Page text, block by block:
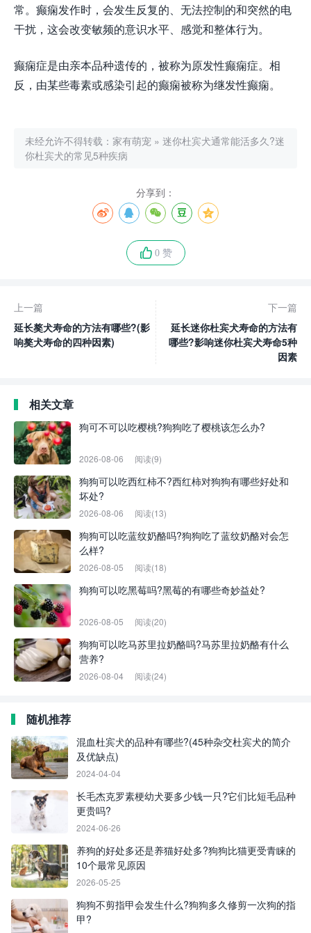
常。癫痫发作时，会发生反复的、无法控制的和突然的电
干扰，这会改变敏频的意识水平、感觉和整体行为。
癫痫症是由亲本品种遗传的，被称为原发性癫痫症。相
反，由某些毒素或感染引起的癫痫被称为继发性癫痫。
未经允许不得转载： 家有萌宠 » 迷你杜宾犬通常能活多久?迷
你杜宾犬的常见5种疾病
分享到：
0 赞
上一篇
延长獒犬寿命的方法有哪些?(影
响獒犬寿命的四种因素)
下一篇
延长迷你杜宾犬寿命的方法有
哪些?影响迷你杜宾犬寿命5种
因素
相关文章
狗可不可以吃樱桃?狗狗吃了樱桃该怎么办?
2026-08-06 阅读(9)
狗狗可以吃西红柿不?西红柿对狗狗有哪些好处和
坏处?
2026-08-06 阅读(13)
狗狗可以吃蓝纹奶酪吗?狗狗吃了蓝纹奶酪对会怎
么样?
2026-08-05 阅读(18)
狗狗可以吃黑莓吗?黑莓的有哪些奇妙益处?
2026-08-05 阅读(20)
狗狗可以吃马苏里拉奶酪吗?马苏里拉奶酪有什么
营养?
2026-08-04 阅读(24)
随机推荐
混血杜宾犬的品种有哪些?(45种杂交杜宾犬的简介
及优缺点)
2024-04-04
长毛杰克罗素梗幼犬要多少钱一只?它们比短毛品种
更贵吗?
2024-06-26
养狗的好处多还是养猫好处多?狗狗比猫更受青睐的
10个最常见原因
2026-05-25
狗狗不剪指甲会发生什么?狗狗多久修剪一次狗的指
甲?